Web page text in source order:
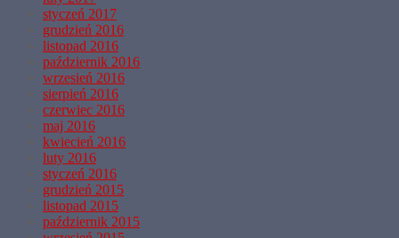
styczeń 2017
grudzień 2016
listopad 2016
październik 2016
wrzesień 2016
sierpień 2016
czerwiec 2016
maj 2016
kwiecień 2016
luty 2016
styczeń 2016
grudzień 2015
listopad 2015
październik 2015